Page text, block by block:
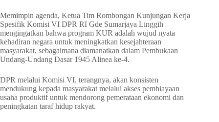
Memimpin agenda, Ketua Tim Rombongan Kunjungan Kerja
Spesifik Komisi VI DPR RI Gde Sumarjaya Linggih
mengingatkan bahwa program KUR adalah wujud nyata
kehadiran negara untuk meningkatkan kesejahteraan
masyarakat, sebagaimana diamanatkan dalam Pembukaan
Undang-Undang Dasar 1945 Alinea ke-4.
DPR melalui Komisi VI, terangnya, akan konsisten
mendukung kepada masyarakat melalui akses pembiayaan
usaha produktif untuk mendorong pemerataan ekonomi dan
peningkatan taraf hidup rakyat.